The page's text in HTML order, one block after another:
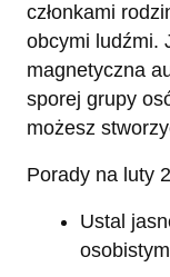
członkami
obcymi ludźmi.
magnetyczna
sporej grupy
możesz
Porady na luty
Ustal